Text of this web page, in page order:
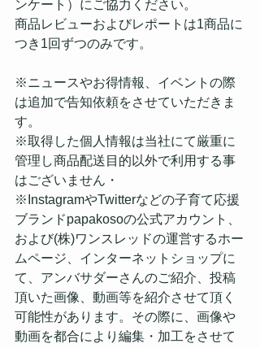
ンケート）にご協力ください。
商品レビューおよびレポートは1商品に
つき1回ずつのみです。
※ニュースやお得情報、イベントの際
は追加で告知依頼をさせていただきま
す。
※取得した個人情報は当社にて厳重に
管理し商品配送目的以外で利用する事
はございません・
※InstagramやTwitterなどの子育て応援
ブランドpapakosoの公式アカウント、
および(株)ワンスレッドの運営するホー
ムページ、インターネットショップに
て、アンバサダーさんのご紹介、投稿
頂いた画像、動画等を紹介させて頂く
可能性があります。その際に、画像や
動画を都合により編集・加工をさせて